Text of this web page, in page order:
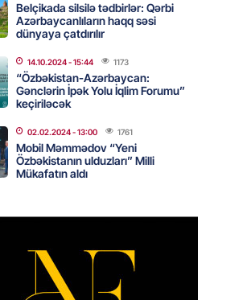
görə rüşvət alan vəzifəli
məhkəməsi BAŞLAYIR
- 17:45
şənliyində yaralanan rus
– VİDEO
- 17:30
546 min manatı 20
- 17:15
Belçikada silsilə tədbirlər: Qərbi
Azərbaycanlıların haqq səsi
dünyaya çatdırılır
14.10.2024- 15:44 1173
“Özbəkistan-Azərbaycan:
Gənclərin İpək Yolu İqlim Forumu”
keçiriləcək
02.02.2024- 13:00 1761
Mobil Məmmədov “Yeni
Özbəkistanın ulduzları” Milli
Mükafatın aldı